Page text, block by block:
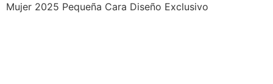
Mujer 2025 Pequeña Cara Diseño Exclusivo